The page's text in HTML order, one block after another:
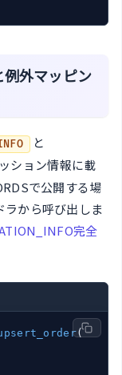
例外マッピン
と
ション情報に載
で公開する場
から呼び出しま
完全
(